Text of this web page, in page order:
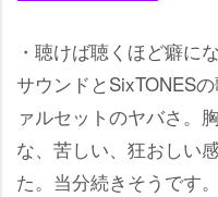
・聴けば聴くほど癖に
サウンドとSixTONES
ァルセットのヤバさ。
な、苦しい、狂おしい
た。当分続きそうです。